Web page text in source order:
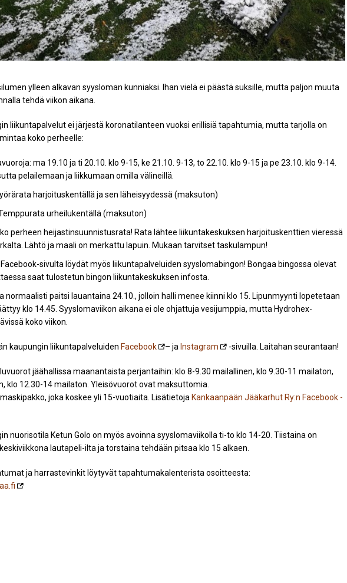
ylleen alkavan syysloman kunniaksi. Ihan vielä ei päästä suksille, mutta paljon muuta
tehdä viikon aikana.
liikuntapalvelut ei järjestä koronatilanteen vuoksi erillisiä tapahtumia, mutta tarjolla on
koko perheelle:
ma 19.10 ja ti 20.10. klo 9-15, ke 21.10. 9-13, to 22.10. klo 9-15 ja pe 23.10. klo 9-14.
pelailemaan ja liikkumaan omilla välineillä.
harjoituskentällä ja sen läheisyydessä (maksuton)
urheilukentällä (maksuton)
perheen heijastinsuunnistusrata! Rata lähtee liikuntakeskuksen harjoituskenttien vieressä
Lähtö ja maali on merkattu lapuin. Mukaan tarvitset taskulampun!
sivulta löydät myös liikuntapalveluiden syyslomabingon! Bongaa bingossa olevat
saat tulostetun bingon liikuntakeskuksen infosta.
normaalisti paitsi lauantaina 24.10., jolloin halli menee kiinni klo 15. Lipunmyynti lopetetaan
klo 14.45. Syyslomaviikon aikana ei ole ohjattuja vesijumppia, mutta Hydrohex-
koko viikon.
kaupungin liikuntapalveluiden Facebook – ja Instagram -sivuilla. Laitahan seurantaan!
jäähallissa maanantaista perjantaihin: klo 8-9.30 mailallinen, klo 9.30-11 mailaton,
klo 12.30-14 mailaton. Yleisövuorot ovat maksuttomia.
joka koskee yli 15-vuotiaita. Lisätietoja Kankaanpään Jääkarhut Ry:n Facebook -
nuorisotila Ketun Golo on myös avoinna syyslomaviikolla ti-to klo 14-20. Tiistaina on
lautapeli-ilta ja torstaina tehdään pitsaa klo 15 alkaen.
ja harrastevinkit löytyvät tapahtumakalenterista osoitteesta: